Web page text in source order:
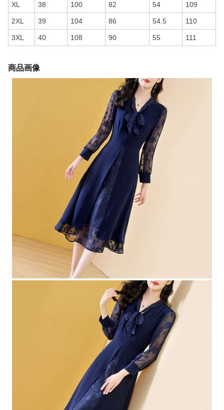
XL 38 100 82 54 109
2XL 39 104 86 54.5 110
3XL 40 108 90 55 111
商品画像